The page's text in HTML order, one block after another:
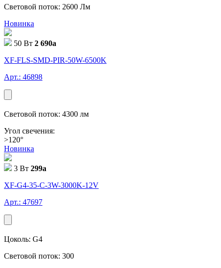
Световой поток: 2600 Лм
Новинка
50 Вт 2 690a
XF-FLS-SMD-PIR-50W-6500K
Арт.: 46898
Световой поток: 4300 лм
Угол свечения:
>120°
Новинка
3 Вт 299a
XF-G4-35-C-3W-3000K-12V
Арт.: 47697
Цоколь: G4
Световой поток: 300